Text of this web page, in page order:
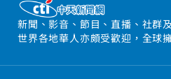
新聞、影音、節目、直播、社群
世界各地華人亦頗受歡迎，全球